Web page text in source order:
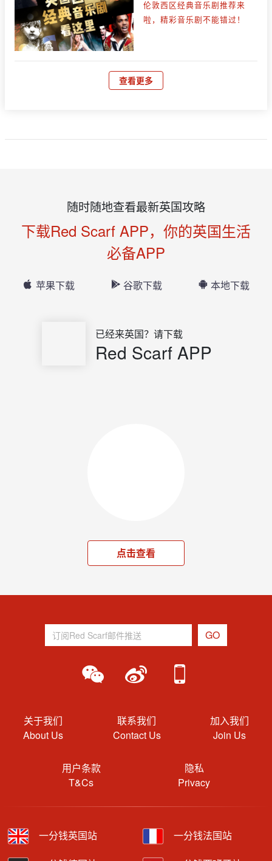
伦敦西区经典音乐剧推荐来
啦，精彩音乐剧不能错过！
查看更多
随时随地查看最新英国攻略
下载Red Scarf APP，你的英国生活
必备APP
苹果下载 谷歌下载 本地下载
已经来英国？请下载
Red Scarf APP
点击查看
关于我们
About Us
联系我们
Contact Us
加入我们
Join Us
用户条款
T&Cs
隐私
Privacy
一分钱英国站 一分钱法国站